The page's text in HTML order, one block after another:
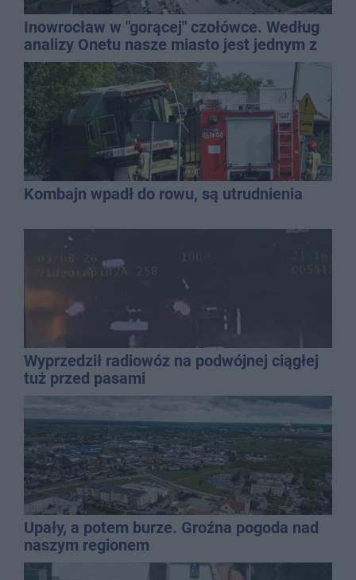
Inowrocław w "gorącej" czołówce. Według
analizy Onetu nasze miasto jest jednym z
najbardziej narażonych na upały
Kombajn wpadł do rowu, są utrudnienia
Wyprzedził radiowóz na podwójnej ciągłej
tuż przed pasami
Upały, a potem burze. Groźna pogoda nad
naszym regionem